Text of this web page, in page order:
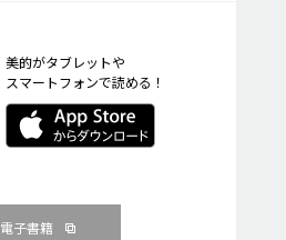
美的がタブレットや
スマートフォンで読める！
電子書籍